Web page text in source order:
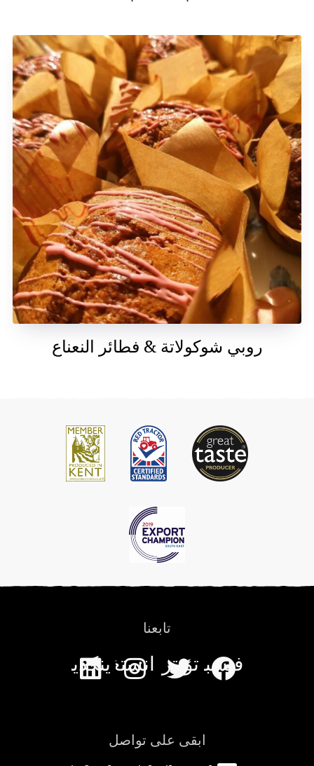
روبي شوكولاتة & فطائر النعناع
تابعنا
فيسبوك
تويتر انستغرام
ينكدين
ابقى على تواصل